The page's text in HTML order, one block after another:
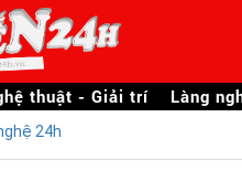
thuật - Giải trí Làng
24h